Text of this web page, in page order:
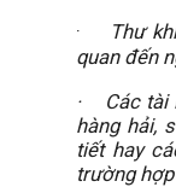
·
Thư
quan đến
·
Các tài
hàng hải,
tiết hay
trường